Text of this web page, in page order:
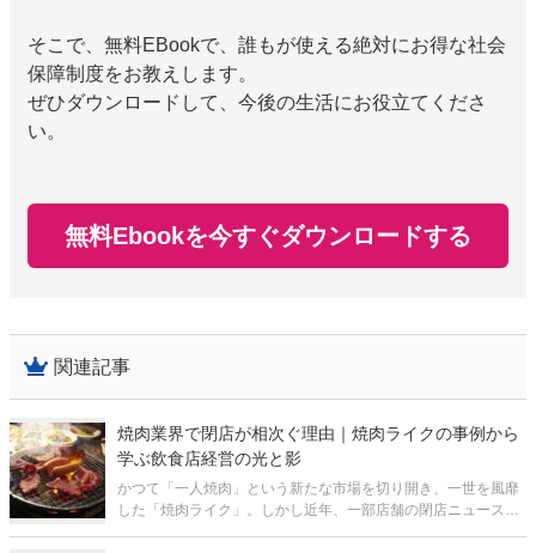
そこで、無料EBookで、誰もが使える絶対にお得な社会
保障制度をお教えします。
ぜひダウンロードして、今後の生活にお役立てくださ
い。
無料Ebookを今すぐダウンロードする
関連記事
焼肉業界で閉店が相次ぐ理由｜焼肉ライクの事例から
学ぶ飲食店経営の光と影
かつて「一人焼肉」という新たな市場を切り開き、一世を風靡
した「焼肉ライク」。しかし近年、一部店舗の閉店ニュースが